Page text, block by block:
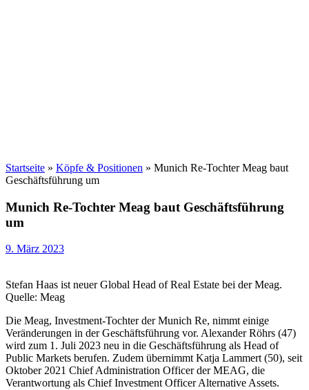
Startseite » Köpfe & Positionen » Munich Re-Tochter Meag baut
Geschäftsführung um
Munich Re-Tochter Meag baut Geschäftsführung
um
9. März 2023
Stefan Haas ist neuer Global Head of Real Estate bei der Meag.
Quelle: Meag
Die Meag, Investment-Tochter der Munich Re, nimmt einige
Veränderungen in der Geschäftsführung vor. Alexander Röhrs (47)
wird zum 1. Juli 2023 neu in die Geschäftsführung als Head of
Public Markets berufen. Zudem übernimmt Katja Lammert (50), seit
Oktober 2021 Chief Administration Officer der MEAG, die
Verantwortung als Chief Investment Officer Alternative Assets.